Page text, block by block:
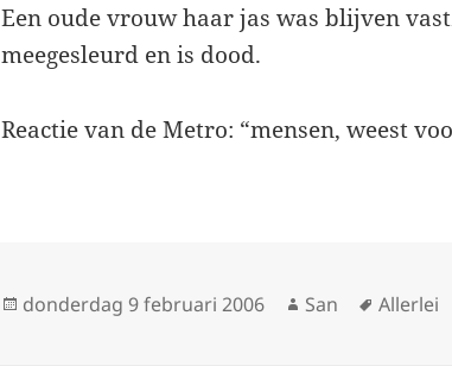
Een oude vrouw haar jas was blijven
meegesleurd en is dood.
Reactie van de Metro: “mensen, weest
Geplaatst
donderdag 9 februari 2006 Auteur
San Tags
Allerlei